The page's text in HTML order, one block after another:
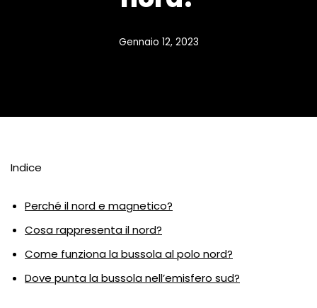
Gennaio 12, 2023
Indice
Perché il nord e magnetico?
Cosa rappresenta il nord?
Come funziona la bussola al polo nord?
Dove punta la bussola nell’emisfero sud?